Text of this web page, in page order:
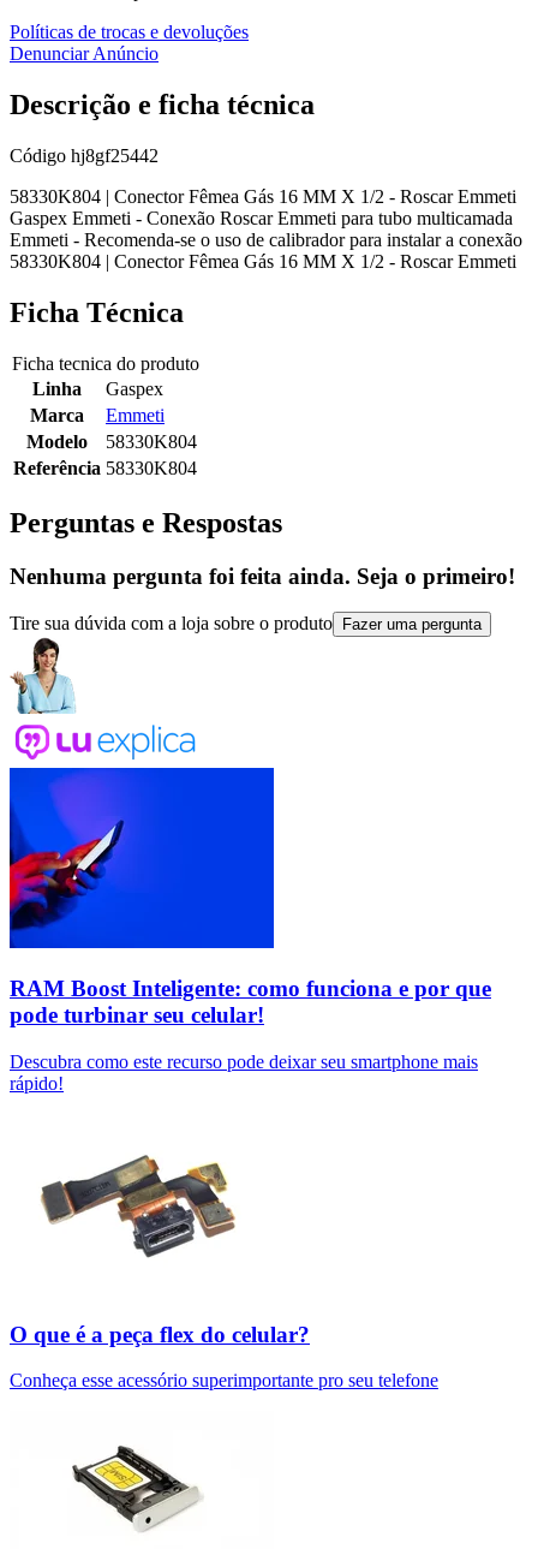
Políticas de trocas e devoluções
Denunciar Anúncio
Descrição e ficha técnica
Código hj8gf25442
58330K804 | Conector Fêmea Gás 16 MM X 1/2 - Roscar Emmeti
Gaspex Emmeti - Conexão Roscar Emmeti para tubo multicamada
Emmeti - Recomenda-se o uso de calibrador para instalar a conexão
58330K804 | Conector Fêmea Gás 16 MM X 1/2 - Roscar Emmeti
Ficha Técnica
Ficha tecnica do produto
Linha
Gaspex
Marca
Emmeti
Modelo
58330K804
Referência 58330K804
Perguntas e Respostas
Nenhuma pergunta foi feita ainda. Seja o primeiro!
Tire sua dúvida com a loja sobre o produto Fazer uma pergunta
RAM Boost Inteligente: como funciona e por que
pode turbinar seu celular!
Descubra como este recurso pode deixar seu smartphone mais
rápido!
O que é a peça flex do celular?
Conheça esse acessório superimportante pro seu telefone